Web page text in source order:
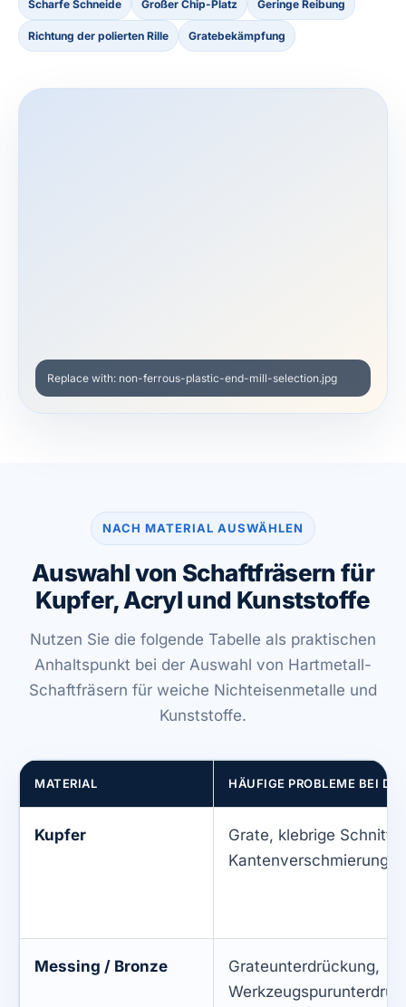
Scharfe Schneide Großer Chip-Platz Geringe Reibung
Richtung der polierten Rille Gratebekämpfung
NACH MATERIAL AUSWÄHLEN
Auswahl von Schaftfräsern für
Kupfer, Acryl und Kunststoffe
Nutzen Sie die folgende Tabelle als praktischen
Anhaltspunkt bei der Auswahl von Hartmetall-
Schaftfräsern für weiche Nichteisenmetalle und
Kunststoffe.
MATERIAL HÄUFIGE PROBLEME BEI
Kupfer
Grate, klebrige Schnitte,
Kantenverschmierung,
Messing / Bronze
Grateunterdrückung,